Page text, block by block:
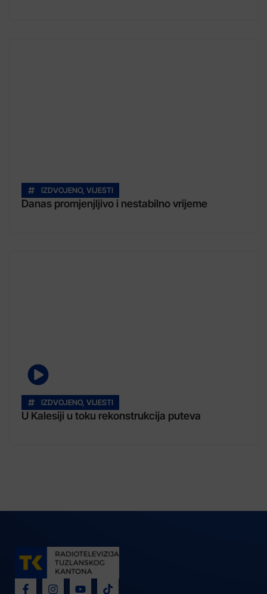
IZDVOJENO, VIJESTI
Danas promjenjljivo i nestabilno vrijeme
IZDVOJENO, VIJESTI
U Kalesiji u toku rekonstrukcija puteva